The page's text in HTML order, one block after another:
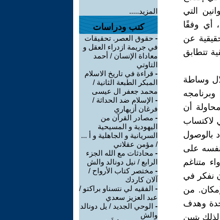
التي
أي وفقًا
عن
تتطابق
الانسان يعرف نفسه! سيكتشف أن ما يسميه صدفته يرجع فقط إلى جهله بالأسباب والطبيعة والله ، فقط إلى عدم قدرته على وضع نفسه في مجموع الصفات. ينكر سبينوزا أن للإنسان نفس جوهرية. إن عقل الإنسان الفردي ليس سوى الفكر الفعلي لواقعنا الجسدي الفريد. بطبيعتها ، يتحد العقل بالجسد ، سمة الفكر ذات السمة الممتدة. "إن العقل يعرف نفسه فقط بقدر ما يدرك أفكار عواطف الجسد" (الأخلاق). "إن موضوع الفكرة التي تشكل العقل البشري هو الجسد ، أي أن هناك نمطًا معينًا من الامتداد موجودًا بالفعل ولا شيء آخر. يظهر سبينوزا كمقدمة للظواهر الحديثة: نحن أجسادنا بقدر ما نحن وعي وعي الجسد. ومن هنا فإن التوازي التالي: ما يحدث في العالم يؤثر على جسدنا ويثير في العقل أفكارًا جديدة عن العواطف. وهكذا تعود الأسبقية إلى الجسد ككل ، ولا يمكن للعقل أن يكتسب منه سوى "معرفة مشوشة ومشوهة". ولكن ، إذا كان "العقل مصممًا على إرادة هذا أو ذاك من خلال سبب يحدده أيضًا سبب آخر ، وهكذا إلى ما لا نهاية" (من كتاب الايتيقا) ، فإن الحتمية هي قانون الطبيعة المطلق و "أنه لا يوجد مطلق ، أي حر ، إرادة في الروح ". لاحظ ، على سبيل الانتقادات ، أن سبينوزا لم يواجه أبدًا ، على الرغم من أطروحاته حول الحرية ، مشكلة المسؤولية الإنسانية. ومع ذلك ، فإنه يعمل أيضًا من الأفكار الملائمة (كما هو الحال بالنسبة للمفاهيم المشتركة
المزيد.....
كتب ودراسات
- حقوق العصر. تحقيقات
في جريمة ازدراء العقل و
معاداة الإنسان / أحمد
التاوتي
- قراءة في تاريخ الاسلام
المبكر الطبعة الثانية /
محمد جعفر ال عيسى
- الإسلام ضد الحداثة /
فرغان أزيهاري
- مصادر القرآن من
اليهودية و المسيحية
السريانية و الجاهلية و أ ...
/ مؤمن عقلاني
- محادثات مع الله الجزء
الرابع / نيل دونالد والش
- مختصر كتاب الأرواح /
آلان كاردك
- الفقيه لي نتسناو براكتو /
عبد العزيز سعدي
- الوحي الجديد / يل دونالد
والش